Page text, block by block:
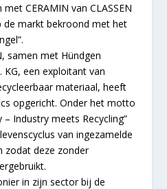
CERAMIN van CLASSEN
de markt bekroond met het
samen met Hündgen
KG, een exploitant van
materiaal, heeft
opgericht. Onder het motto
– Industry meets Recycling”
van ingezamelde
zodat deze zonder
in zijn sector bij de